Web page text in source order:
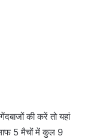
की करें तो यहां
5 मैचों में कुल 9